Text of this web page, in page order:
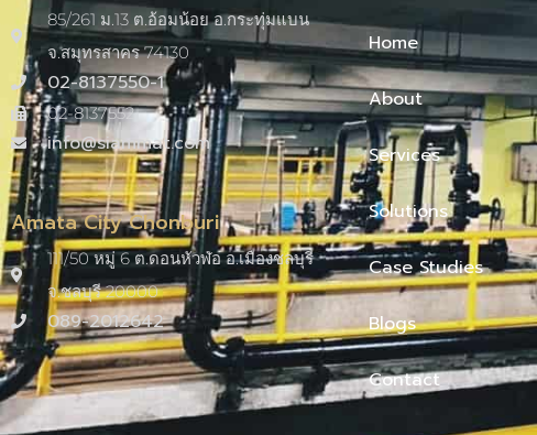
85/261 ม.13 ต.อ้อมน้อย อ.กระทุ่มแบน
จ.สมุทรสาคร 74130
02-8137550-1
02-8137552
info@siammat.com
Amata City Chonburi
111/50 หมู่ 6 ต.ดอนหัวฬ่อ อ.เมืองชลบุรี
จ.ชลบุรี 20000​
089-2012642
Home
About
Services
Solutions
Case Studies
Blogs
Contact